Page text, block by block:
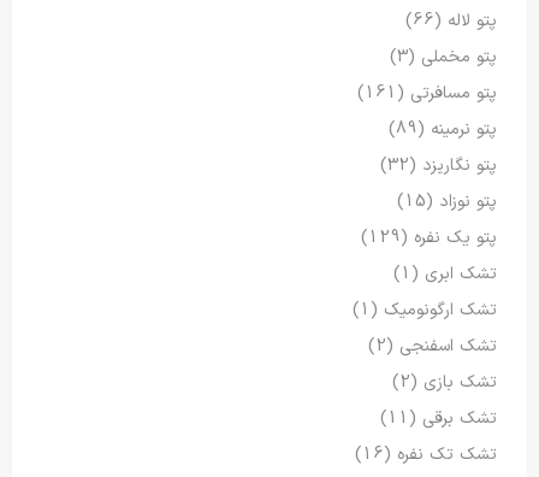
پتو لاله (66)
پتو مخملی (3)
پتو مسافرتی (161)
پتو نرمینه (89)
پتو نگاریزد (32)
پتو نوزاد (15)
پتو یک نفره (129)
تشک ابری (1)
تشک ارگونومیک (1)
تشک اسفنجی (2)
تشک بازی (2)
تشک برقی (11)
تشک تک نفره (16)